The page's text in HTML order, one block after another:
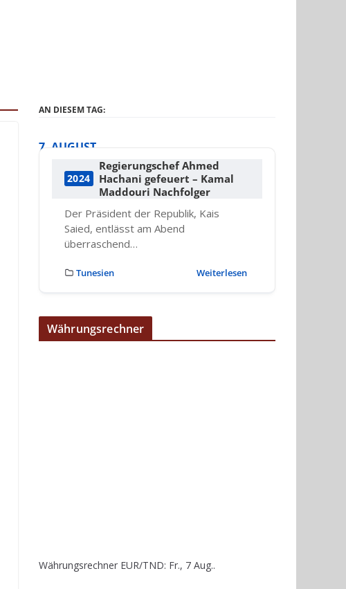
AN DIESEM TAG:
7. AUGUST
2024
Regierungschef Ahmed
Hachani gefeuert – Kamal
Maddouri Nachfolger
Der Präsident der Republik, Kais
Saied, entlässt am Abend
überraschend…
Tunesien Weiterlesen
Währungsrechner
Währungsrechner EUR/TND: Fr., 7 Aug..